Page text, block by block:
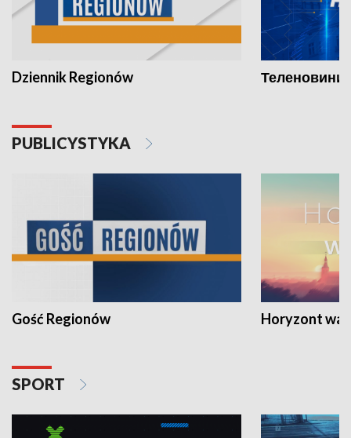
Dziennik Regionów Теленовини
PUBLICYSTYKA
Gość Regionów Horyzont
SPORT